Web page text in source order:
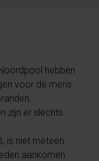
hebben
voor de mens
zijn er slechts
is niet meteen
aankomen.